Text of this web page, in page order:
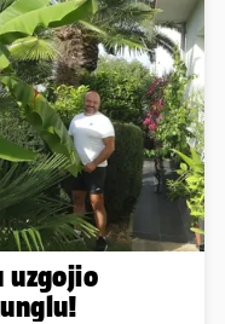
uzgojio